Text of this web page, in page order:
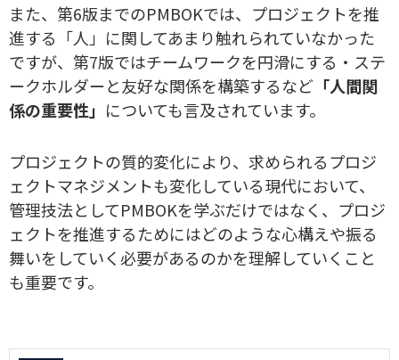
また、第6版までのPMBOKでは、プロジェクトを推
進する「人」に関してあまり触れられていなかった
ですが、第7版ではチームワークを円滑にする・ステ
ークホルダーと友好な関係を構築するなど 「人間関
係の重要性」 についても言及されています。
プロジェクトの質的変化により、求められるプロジ
ェクトマネジメントも変化している現代において、
管理技法としてPMBOKを学ぶだけではなく、プロジ
ェクトを推進するためにはどのような心構えや振る
舞いをしていく必要があるのかを理解していくこと
も重要です。